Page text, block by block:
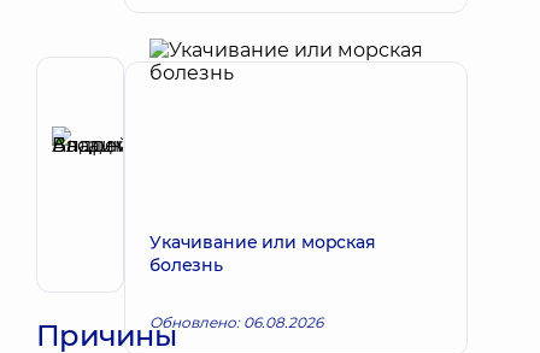
эндоваскулярный
Причины
Укачивание или морская
болезнь
Обновлено: 06.08.2026